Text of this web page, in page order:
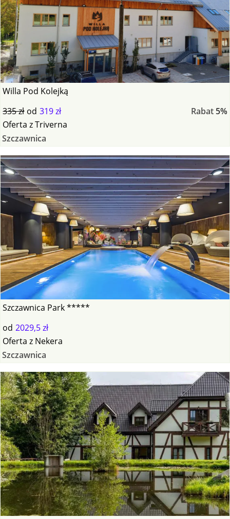
Willa Pod Kolejką
335 zł od 319 zł Rabat 5%
Oferta zTriverna
Szczawnica
Szczawnica Park *****
od 2029,5 zł
Oferta z Nekera
Szczawnica